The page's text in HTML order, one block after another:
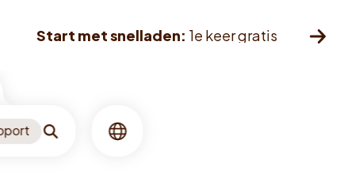
Start met snelladen: 1e keer gratis
Zoeken Taal